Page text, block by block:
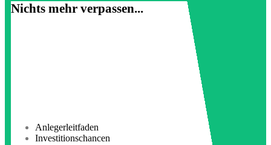
Nichts mehr verpassen...
Anlegerleitfaden
Investitionschancen